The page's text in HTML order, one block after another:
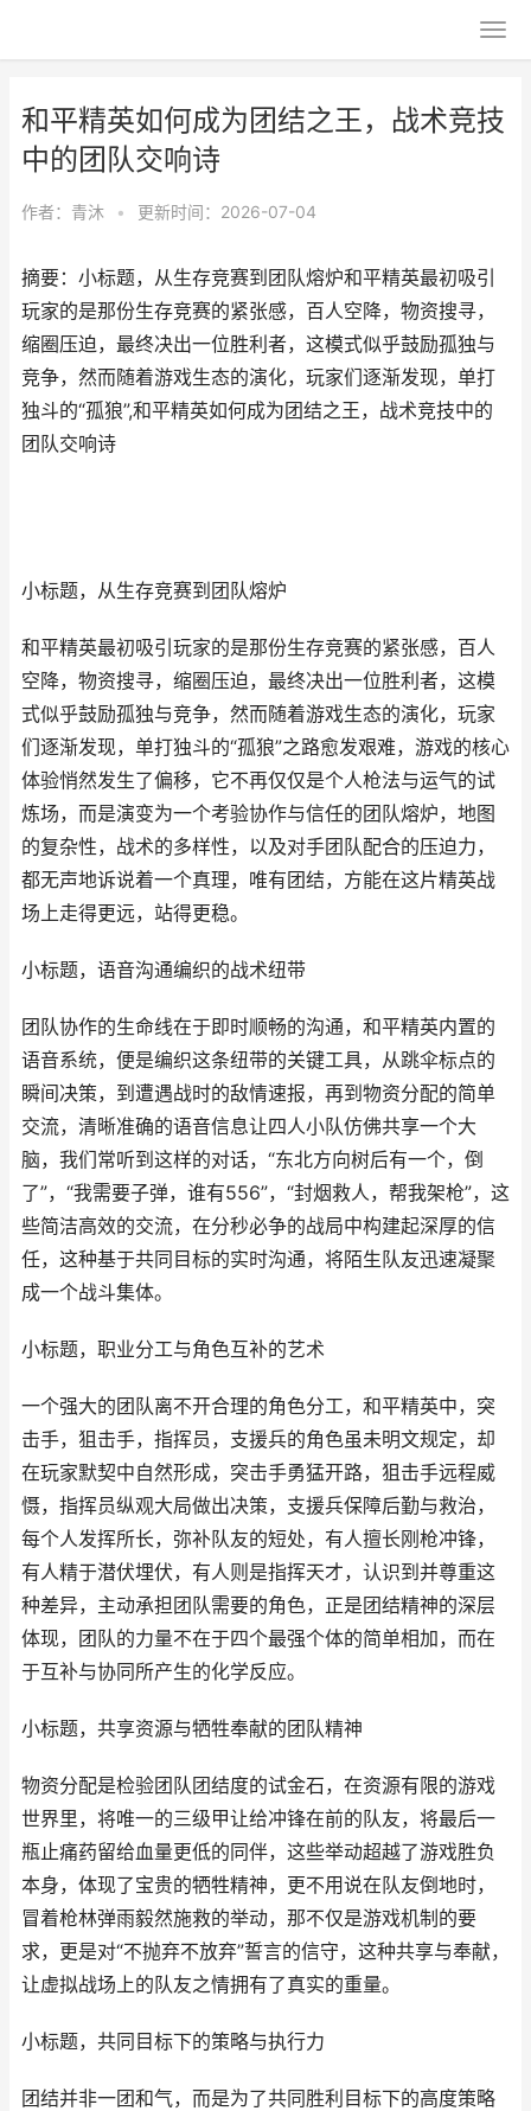
和平精英如何成为团结之王，战术竞技
中的团队交响诗
作者： 青沐 • 更新时间：2026-07-04
摘要：小标题，从生存竞赛到团队熔炉和平精英最初吸引
玩家的是那份生存竞赛的紧张感，百人空降，物资搜寻，
缩圈压迫，最终决出一位胜利者，这模式似乎鼓励孤独与
竞争，然而随着游戏生态的演化，玩家们逐渐发现，单打
独斗的“孤狼”,和平精英如何成为团结之王，战术竞技中的
团队交响诗
小标题，从生存竞赛到团队熔炉
和平精英最初吸引玩家的是那份生存竞赛的紧张感，百人
空降，物资搜寻，缩圈压迫，最终决出一位胜利者，这模
式似乎鼓励孤独与竞争，然而随着游戏生态的演化，玩家
们逐渐发现，单打独斗的“孤狼”之路愈发艰难，游戏的核心
体验悄然发生了偏移，它不再仅仅是个人枪法与运气的试
炼场，而是演变为一个考验协作与信任的团队熔炉，地图
的复杂性，战术的多样性，以及对手团队配合的压迫力，
都无声地诉说着一个真理，唯有团结，方能在这片精英战
场上走得更远，站得更稳。
小标题，语音沟通编织的战术纽带
团队协作的生命线在于即时顺畅的沟通，和平精英内置的
语音系统，便是编织这条纽带的关键工具，从跳伞标点的
瞬间决策，到遭遇战时的敌情速报，再到物资分配的简单
交流，清晰准确的语音信息让四人小队仿佛共享一个大
脑，我们常听到这样的对话，“东北方向树后有一个，倒
了”，“我需要子弹，谁有556”，“封烟救人，帮我架枪”，这
些简洁高效的交流，在分秒必争的战局中构建起深厚的信
任，这种基于共同目标的实时沟通，将陌生队友迅速凝聚
成一个战斗集体。
小标题，职业分工与角色互补的艺术
一个强大的团队离不开合理的角色分工，和平精英中，突
击手，狙击手，指挥员，支援兵的角色虽未明文规定，却
在玩家默契中自然形成，突击手勇猛开路，狙击手远程威
慑，指挥员纵观大局做出决策，支援兵保障后勤与救治，
每个人发挥所长，弥补队友的短处，有人擅长刚枪冲锋，
有人精于潜伏埋伏，有人则是指挥天才，认识到并尊重这
种差异，主动承担团队需要的角色，正是团结精神的深层
体现，团队的力量不在于四个最强个体的简单相加，而在
于互补与协同所产生的化学反应。
小标题，共享资源与牺牲奉献的团队精神
物资分配是检验团队团结度的试金石，在资源有限的游戏
世界里，将唯一的三级甲让给冲锋在前的队友，将最后一
瓶止痛药留给血量更低的同伴，这些举动超越了游戏胜负
本身，体现了宝贵的牺牲精神，更不用说在队友倒地时，
冒着枪林弹雨毅然施救的举动，那不仅是游戏机制的要
求，更是对“不抛弃不放弃”誓言的信守，这种共享与奉献，
让虚拟战场上的队友之情拥有了真实的重量。
小标题，共同目标下的策略与执行力
团结并非一团和气，而是为了共同胜利目标下的高度策略